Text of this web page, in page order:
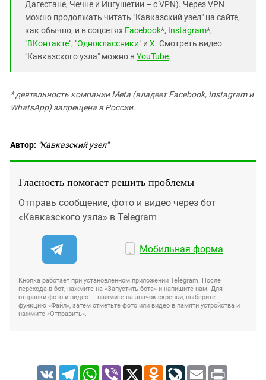
Дагестане, Чечне и Ингушетии – с VPN). Через VPN
можно продолжать читать "Кавказский узел" на сайте,
как обычно, и в соцсетях Facebook*, Instagram*,
"ВКонтакте", "Одноклассники" и X. Смотреть видео
"Кавказского узла" можно вYouTube.
* деятельность компании Meta (владеет Facebook, Instagram и
WhatsApp) запрещена в России.
Автор: "Кавказский узел"
Гласность помогает решить проблемы
Отправь сообщение, фото и видео через бот
«Кавказского узла» в Telegram
Мобильная форма
Кнопка работает при установленном приложении Telegram. После
перехода в бот, нажмите на «Запустить бота» и напишите нам. Для
отправки фото и видео — нажмите на значок скрепки, выберите
функцию «Файл», затем отметьте фото или видео в памяти устройства и
нажмите «Отправить».
VK TelegramWhatsApp
Viber X Odnoklassniki
LiveJournal
Email Print